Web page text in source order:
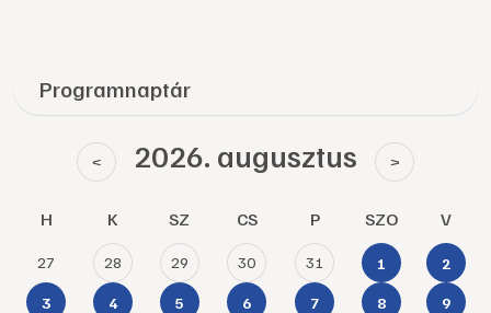
Programnaptár
< 2026. augusztus >
H K SZ CS P SZO V
27 28 29 30 31 1 2
3 4 5 6 7 8 9